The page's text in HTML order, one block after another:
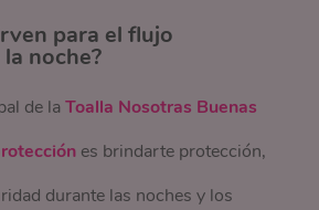
para el flujo
noche?
de la Toalla Nosotras Buenas
es brindarte protección,
durante las noches y los